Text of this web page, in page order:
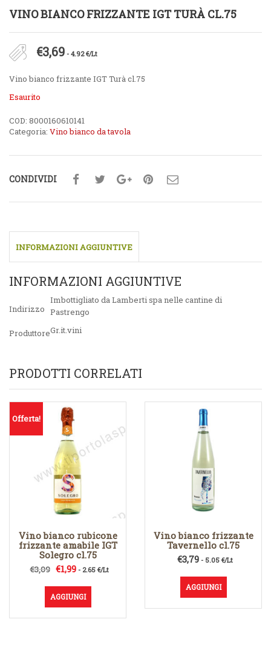
VINO BIANCO FRIZZANTE IGT TURÀ CL.75
€3,69 - 4.92 €/Lt
Vino bianco frizzante IGT Turà cl.75
Esaurito
COD: 8000160610141
Categoria: Vino bianco da tavola
CONDIVIDI
INFORMAZIONI AGGIUNTIVE
INFORMAZIONI AGGIUNTIVE
Indirizzo
Imbottigliato da Lamberti spa nelle cantine di
Pastrengo
ProduttoreGr.it.vini
PRODOTTI CORRELATI
Offerta!
Vino bianco rubicone
frizzante amabile IGT
Solegro cl.75
€3,09 Il
originale
era:
€3,09.
€1,99Il
attuale
è:
€1,99.
- 2.65 €/Lt
AGGIUNGI
Vino bianco frizzante
Tavernello cl.75
€3,79- 5.05 €/Lt
AGGIUNGI